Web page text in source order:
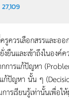
27,109
เลือกสรรและออก
ยืนและเข้าถึงในอง
ากการแก้ปัญหา
ก้ปัญหา นั้น ๆ
เรียนรู้เท่านั้นเพื่อใ